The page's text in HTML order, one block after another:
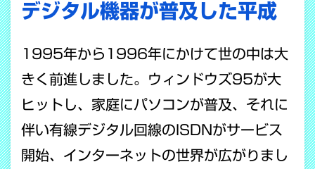
デジタル機器が普及した平成
1995年から1996年にかけて世の中は大
きく前進しました。ウィンドウズ95が大
ヒットし、家庭にパソコンが普及、それに
伴い有線デジタル回線のISDNがサービス
開始、インターネットの世界が広がりまし